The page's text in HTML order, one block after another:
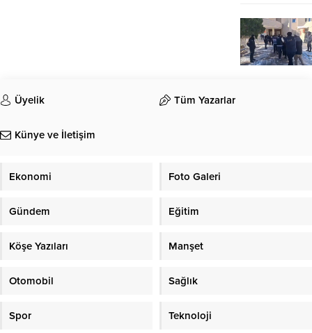
Üyelik Tüm Yazarlar
Künye ve İletişim
Ekonomi Foto Galeri
Gündem Eğitim
Köşe Yazıları Manşet
Otomobil Sağlık
Spor Teknoloji